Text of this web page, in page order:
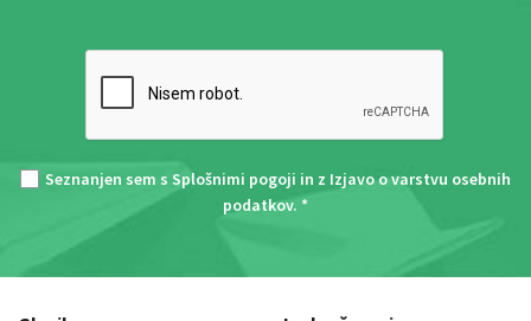
Seznanjen sem s Splošnimi pogoji in z Izjavo o varstvu osebnih
podatkov. *